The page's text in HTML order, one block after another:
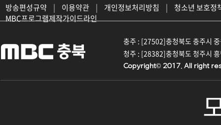
방송편성규약 | 이용약관 | 개인정보처리방침 |
청소년 보호정
MBC프로그램제작가이드라인
충주 : [27502]충청북도 충주시
청주 : [28382]충청북도 청주시
Copyright© 2017. All right